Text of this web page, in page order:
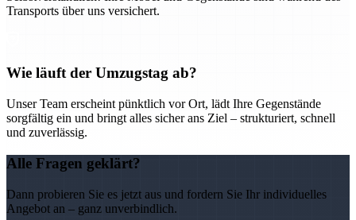
Transports über uns versichert.
Wie läuft der Umzugstag ab?
Unser Team erscheint pünktlich vor Ort, lädt Ihre Gegenstände
sorgfältig ein und bringt alles sicher ans Ziel – strukturiert, schnell
und zuverlässig.
Alle Fragen geklärt?
Dann probieren Sie es jetzt aus und fordern Sie Ihr individuelles
Angebot an – ganz unverbindlich.